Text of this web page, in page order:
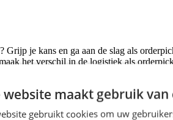
je kans en ga aan de slag als
het verschil in de logistiek als
bestellingen netjes en op tijd klaarstaan
Je werkt van 07:00 tot 16:00 uur,
website maakt gebruik van
gebruikt cookies om uw